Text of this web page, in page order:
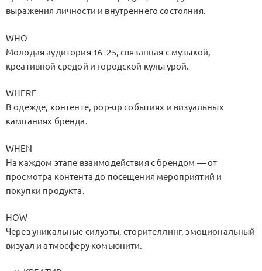
выражения личности и внутреннего состояния.
WHO
Молодая аудитория 16–25, связанная с музыкой,
креативной средой и городской культурой.
WHERE
В одежде, контенте, pop-up событиях и визуальных
кампаниях бренда.
WHEN
На каждом этапе взаимодействия с брендом — от
просмотра контента до посещения мероприятий и
покупки продукта.
HOW
Через уникальные силуэты, сторителлинг, эмоциональный
визуал и атмосферу комьюнити.